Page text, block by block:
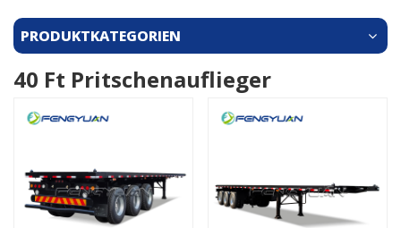
PRODUKTKATEGORIEN
40 Ft Pritschenauflieger